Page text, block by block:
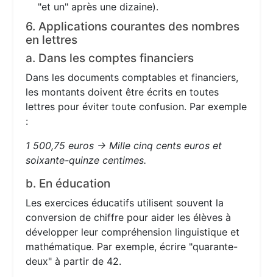
"et un" après une dizaine).
6. Applications courantes des nombres
en lettres
a. Dans les comptes financiers
Dans les documents comptables et financiers,
les montants doivent être écrits en toutes
lettres pour éviter toute confusion. Par exemple
:
1 500,75 euros → Mille cinq cents euros et
soixante-quinze centimes.
b. En éducation
Les exercices éducatifs utilisent souvent la
conversion de chiffre pour aider les élèves à
développer leur compréhension linguistique et
mathématique. Par exemple, écrire "quarante-
deux" à partir de 42.